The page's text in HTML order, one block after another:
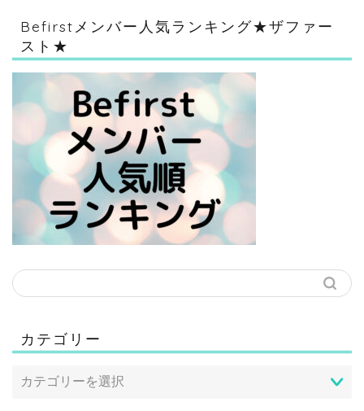
Befirstメンバー人気ランキング★ザファー
スト★
カテゴリー